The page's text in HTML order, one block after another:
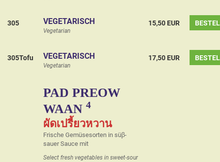
305 VEGETARISCH
Vegetarian
15,50 EUR
305Tofu VEGETARISCH
Vegetarian
17,50 EUR
PAD PREOW
WAAN 4
ผัดเปรี้ยวหวาน
Frische Gemüsesorten in süβ-
sauer Sauce mit
Select fresh vegetables in sweet-sour